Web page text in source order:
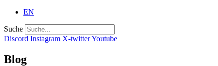
EN
Suche
Discord Instagram X-twitterYoutube
Blog